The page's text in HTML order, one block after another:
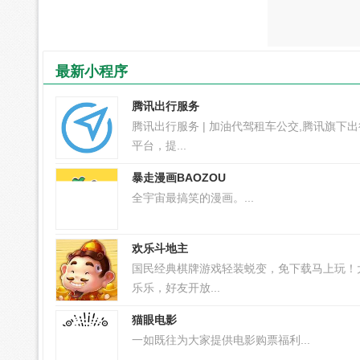
最新小程序
腾讯出行服务
腾讯出行服务 | 加油代驾租车公交,腾讯旗下
平台，提...
暴走漫画BAOZOU
全宇宙最搞笑的漫画。...
欢乐斗地主
国民经典棋牌游戏轻装蜕变，免下载马上玩！
乐乐，好友开放...
猫眼电影
一如既往为大家提供电影购票福利...